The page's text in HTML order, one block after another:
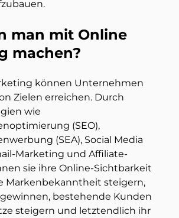
man mit Online
machen?
können Unternehmen
Zielen erreichen. Durch
wie
(SEO),
(SEA), Social Media
Marketing und Affiliate-
sie ihre Online-Sichtbarkeit
Markenbekanntheit steigern,
bestehende Kunden
steigern und letztendlich ihr